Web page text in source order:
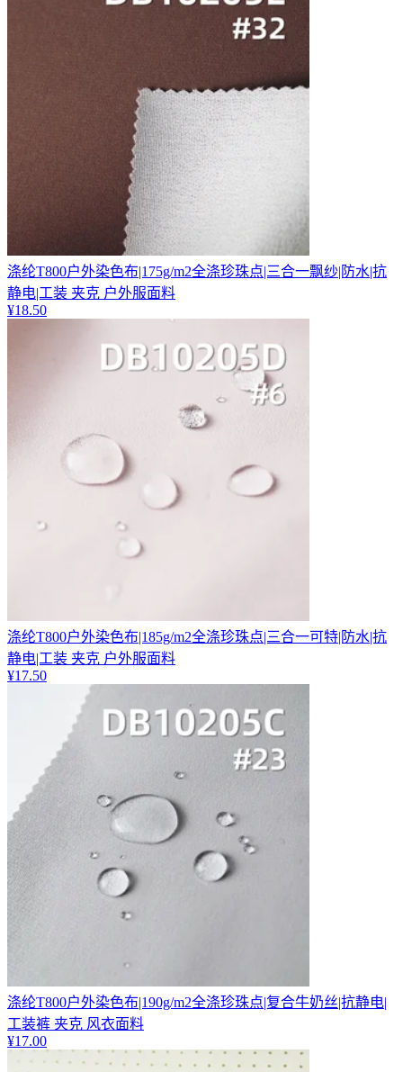
涤纶T800户外染色布|175g/m2全涤珍珠点|三合一飘纱|防水|抗
静电|工装 夹克 户外服面料
¥18.50
涤纶T800户外染色布|185g/m2全涤珍珠点|三合一可特|防水|抗
静电|工装 夹克 户外服面料
¥17.50
涤纶T800户外染色布|190g/m2全涤珍珠点|复合牛奶丝|抗静电|
工装裤 夹克 风衣面料
¥17.00